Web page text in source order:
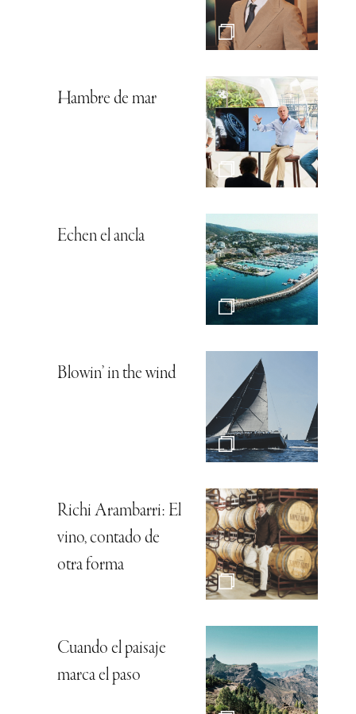
Hambre de mar
Echen el ancla
Blowin’ in the wind
Richi Arambarri: El
vino, contado de
otra forma
Cuando el paisaje
marca el paso